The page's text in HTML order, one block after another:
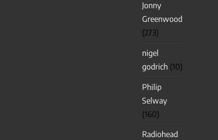
Jonny
Greenwood
(273)
nigel
godrich (10)
Philip
Selway
(160)
Radiohead